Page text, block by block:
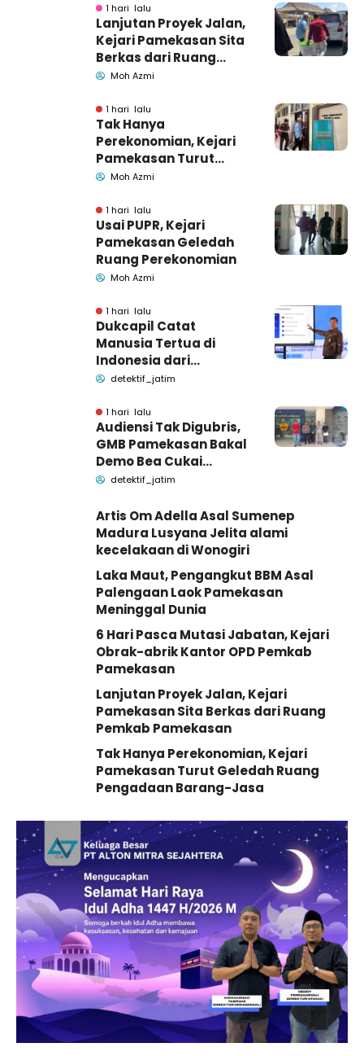
1 hari lalu
Lanjutan Proyek Jalan,
Kejari Pamekasan Sita
Berkas dari Ruang
Pemkab Pamekasan
Moh Azmi
1 hari lalu
Tak Hanya
Perekonomian, Kejari
Pamekasan Turut
Geledah Ruang
Jasa
Moh Azmi
1 hari lalu
Usai PUPR, Kejari
Pamekasan Geledah
Ruang Perekonomian
Moh Azmi
1 hari lalu
Dukcapil Catat
Manusia Tertua di
Indonesia dari
Bangkalan dan
detektif_jatim
1 hari lalu
Audiensi Tak Digubris,
GMB Pamekasan Bakal
Demo Bea Cukai
Madura
detektif_jatim
Artis Om Adella Asal Sumenep
Madura Lusyana Jelita alami
kecelakaan di Wonogiri
Laka Maut, Pengangkut BBM Asal
Palengaan Laok Pamekasan
Meninggal Dunia
6 Hari Pasca Mutasi Jabatan, Kejari
Obrak-abrik Kantor OPD Pemkab
Pamekasan
Lanjutan Proyek Jalan, Kejari
Pamekasan Sita Berkas dari Ruang
Pemkab Pamekasan
Tak Hanya Perekonomian, Kejari
Pamekasan Turut Geledah Ruang
Pengadaan Barang-Jasa